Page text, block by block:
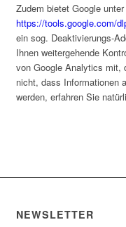
Zudem bietet Google unter
https://tools.google.com/
ein sog. Deaktivierungs-
Ihnen weitergehende
von Google Analytics mit,
nicht, dass Informationen
werden, erfahren Sie
NEWSLETTER